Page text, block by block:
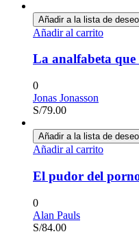
Añadir a la lista de
Añadir al carrito
La analfabeta que
0
Jonas Jonasson
S/79.00
Añadir a la lista de
Añadir al carrito
El pudor del
0
Alan Pauls
S/84.00